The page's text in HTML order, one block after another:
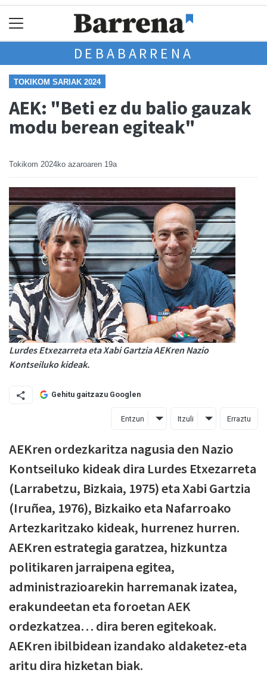
DEBABARRENA
TOKIKOM SARIAK 2024
AEK: "Beti ez du balio gauzak
modu berean egiteak"
Tokikom 2024ko azaroaren 19a
Lurdes Etxezarreta eta Xabi Gartzia AEKren Nazio
Kontseiluko kideak.
Gehitu gaitzazu Googlen
Entzun Itzuli Erraztu
AEKren ordezkaritza nagusia den Nazio
Kontseiluko kideak dira Lurdes Etxezarreta
(Larrabetzu, Bizkaia, 1975) eta Xabi Gartzia
(Iruñea, 1976), Bizkaiko eta Nafarroako
Artezkaritzako kideak, hurrenez hurren.
AEKren estrategia garatzea, hizkuntza
politikaren jarraipena egitea,
administrazioarekin harremanak izatea,
erakundeetan eta foroetan AEK
ordezkatzea… dira beren egitekoak.
AEKren ibilbidean izandako aldaketez-eta
aritu dira hizketan biak.